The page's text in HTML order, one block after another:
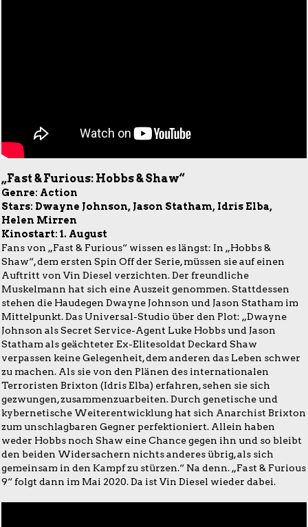
„Fast & Furious: Hobbs & Shaw“
Genre: Action
Stars: Dwayne Johnson, Jason Statham, Idris Elba,
Helen Mirren
Kinostart: 1. August
Fans von „Fast & Furious“ wissen es längst: In „Hobbs &
Shaw“, dem ersten Spin Off der Serie, müssen sie auf einen
Auftritt von Vin Diesel verzichten. Der freundliche
Muskelmann hat sich eine Auszeit genommen. Stattdessen
stehen die Haudegen Dwayne Johnson und Jason Statham im
Mittelpunkt. Das Universal-Studio über den Plot: „Dwayne
Johnson als Secret Service-Agent Luke Hobbs und Jason
Statham als geächteter Ex-Elitesoldat Deckard Shaw
verpassen keine Gelegenheit, dem anderen das Leben schwer
zu machen. Als sie von den Plänen des internationalen
Terroristen Brixton (Idris Elba) erfahren, sehen sie sich
gezwungen, zusammenzuarbeiten. Durch genetische und
kybernetische Weiterentwicklung hat sich Anarchist Brixton
zum unschlagbaren Gegner perfektioniert. Allein haben
weder Hobbs noch Shaw eine Chance gegen ihn und so bleibt
den beiden Widersachern nichts anderes übrig, als sich
gemeinsam in den Kampf zu stürzen.“ Na denn. „Fast & Furious
9“ folgt dann im Mai 2020. Da ist Vin Diesel wieder dabei.